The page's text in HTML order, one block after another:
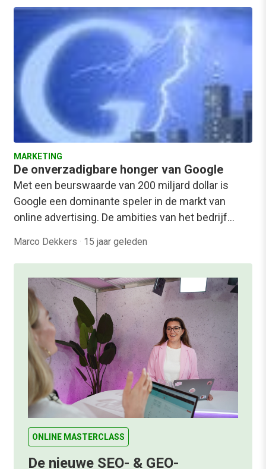
MARKETING
De onverzadigbare honger van Google
Met een beurswaarde van 200 miljard dollar is
Google een dominante speler in de markt van
online advertising. De ambities van het bedrijf…
Marco Dekkers · 15 jaar geleden
ONLINE MASTERCLASS
De nieuwe SEO- & GEO-